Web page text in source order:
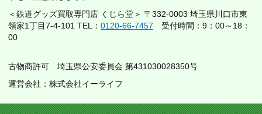
＜鉄道グッズ買取専門店 くじら堂＞ 〒332-0003 埼玉県川口市東
領家1丁目7-4-101 TEL： 0120-66-7457 受付時間：9：00～18：
00
古物商許可 埼玉県公安委員会 第431030028350号
運営会社：株式会社イーライフ